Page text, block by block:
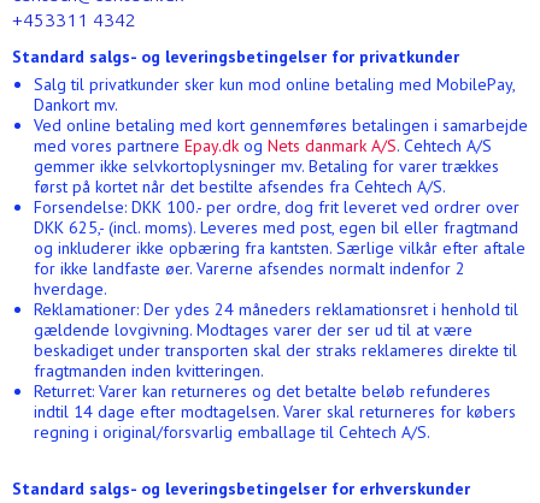
+453311 4342
Standard salgs- og leveringsbetingelser for privatkunder
Salg til privatkunder sker kun mod online betaling med MobilePay,
Dankort mv.
Ved online betaling med kort gennemføres betalingen i samarbejde
med vores partnere Epay.dkog Nets danmark A/S. Cehtech A/S
gemmer ikke selvkortoplysninger mv. Betaling for varer trækkes
først på kortet når det bestilte afsendes fra Cehtech A/S.
Forsendelse: DKK 100.- per ordre, dog frit leveret ved ordrer over
DKK 625,- (incl. moms). Leveres med post, egen bil eller fragtmand
og inkluderer ikke opbæring fra kantsten. Særlige vilkår efter aftale
for ikke landfaste øer. Varerne afsendes normalt indenfor 2
hverdage.
Reklamationer: Der ydes 24 måneders reklamationsret i henhold til
gældende lovgivning. Modtages varer der ser ud til at være
beskadiget under transporten skal der straks reklameres direkte til
fragtmanden inden kvitteringen.
Returret: Varer kan returneres og det betalte beløb refunderes
indtil 14 dage efter modtagelsen. Varer skal returneres for købers
regning i original/forsvarlig emballage til Cehtech A/S.
Standard salgs- og leveringsbetingelser for erhverskunder